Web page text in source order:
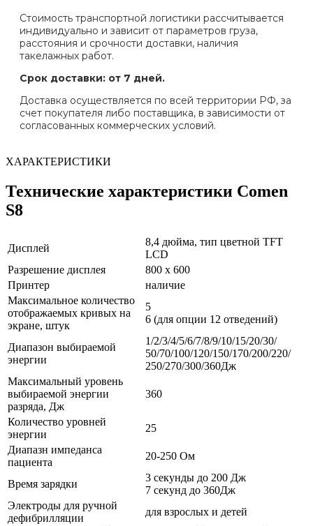
Стоимость транспортной логистики рассчитывается
индивидуально и зависит от параметров груза,
расстояния и срочности доставки, наличия
такелажных работ.
Срок доставки: от 7 дней.
Доставка осуществляется по всей территории РФ, за
счет покупателя либо поставщика, в зависимости от
согласованных коммерческих условий.
ХАРАКТЕРИСТИКИ
Технические характеристики Comen
S8
Дисплей
8,4 дюйма, тип цветной TFT
LCD
Разрешение дисплея
800 x 600
Принтер
наличие
Максимальное количество
отображаемых кривых на
экране, штук
5
6 (для опции 12 отведений)
Диапазон выбираемой
энергии
1/2/3/4/5/6/7/8/9/10/15/20/30/
50/70/100/120/150/170/200/220/
250/270/300/360Дж
Максимальный уровень
выбираемой энергии
разряда, Дж
360
Количество уровней
энергии
25
Диапазн импеданса
пациента
20-250 Ом
Время зарядки
3 секунды до 200 Дж
7 секунд до 360Дж
Электроды для ручной
дефибрилляции
для взрослых и детей